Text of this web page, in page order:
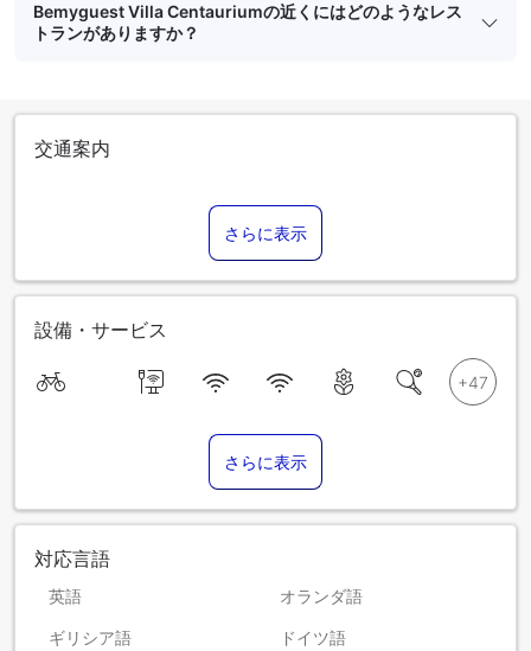
Bemyguest Villa Centauriumの近くにはどのようなレス
トランがありますか？
交通案内
さらに表示
設備・サービス
さらに表示
対応言語
英語 オランダ語
ギリシア語 ドイツ語